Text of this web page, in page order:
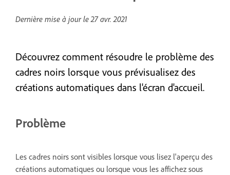
Dernière mise à jour le27 avr. 2021
Découvrez comment résoudre le problème des
cadres noirs lorsque vous prévisualisez des
créations automatiques dans l'écran d'accueil.
Problème
Les cadres noirs sont visibles lorsque vous lisez l'aperçu des
créations automatiques ou lorsque vous les affichez sous